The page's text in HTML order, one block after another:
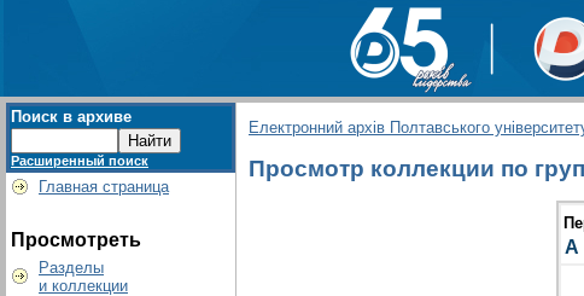
Поиск в архиве
Расширенный поиск
Главная страница
Просмотреть
Разделы
и коллекции
Електронний архів Полтавського
Просмотр коллекции по
А